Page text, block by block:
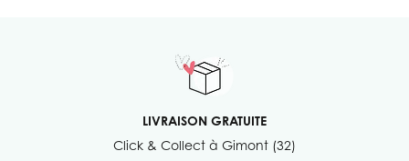
LIVRAISON GRATUITE
Click & Collect à Gimont (32)